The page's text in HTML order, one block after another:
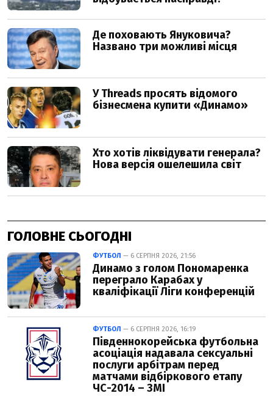
ГОЛОВНЕ СЬОГОДНІ
ФУТБОЛ — 6 СЕРПНЯ 2026, 21:56
Динамо з голом Пономаренка
переграло Карабах у
кваліфікації Ліги конференцій
ФУТБОЛ — 6 СЕРПНЯ 2026, 16:19
Південнокорейська футбольна
асоціація надавала сексуальні
послуги арбітрам перед
матчами відбіркового етапу
ЧС-2014 – ЗМІ